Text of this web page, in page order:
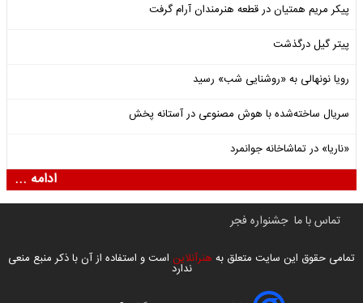
پیکر مریم همتیان در قطعه هنرمندان آرام گرفت
پیتر گیل درگذشت
رویا نونهالی به «روشنایی شب» رسید
سریال ساخته‌شده با هوش مصنوعی در آستانه پخش
«ناریا» در تماشاخانه جوانمرد
ادامه ...
تماس با ما جشنواره فجر
تمامی حقوق این سایت متعلق به هنرآنلاین است و استفاده از آن با ذکر منبع منعی
ندارد